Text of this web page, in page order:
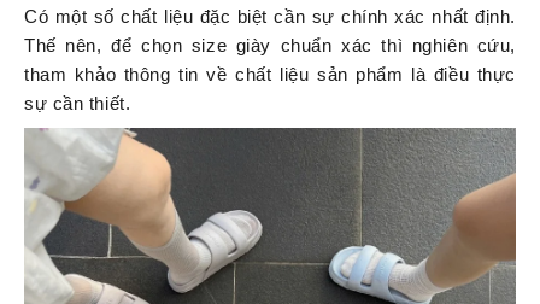
Có một số chất liệu đặc biệt cần sự chính xác nhất định.
Thế nên, để chọn size giày chuẩn xác thì nghiên cứu,
tham khảo thông tin về chất liệu sản phẩm là điều thực
sự cần thiết.